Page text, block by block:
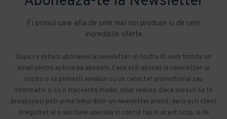
Fi primul care afla de cele mai noi produse si de cele
incredibile oferte
Dupa ce initiezi abonarea la newsletter-ul nostru iti vom trimite un
email pentru activarea abonarii. Cand esti abonat la newsletter-ul
nostru o sa primesti emailuri cu un caracter promotional sau
informativ si cu o frecventa medie, chiar redusa. Daca doresti sa te
dezabonezi poti urma linkul dintr-un newsletter primit, daca esti client
inregistrat ai o sectiune speciala in contul tau in acest scop, si de